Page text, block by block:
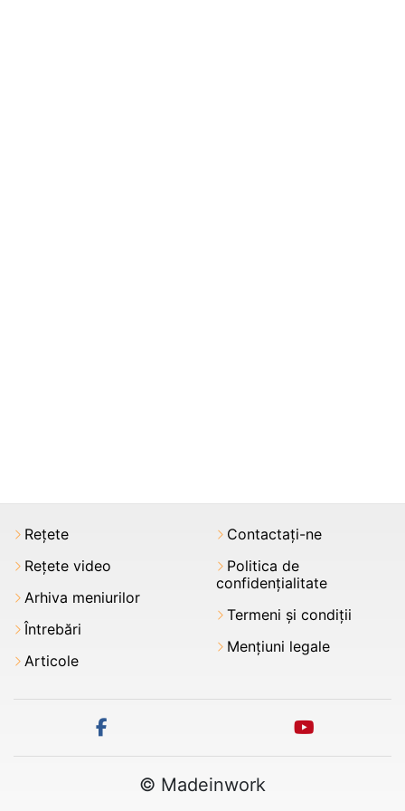
Rețete
Rețete video
Arhiva meniurilor
Întrebări
Articole
Contactați-ne
Politica de
confidențialitate
Termeni şi condiții
Mențiuni legale
facebook youtube
© Madeinwork